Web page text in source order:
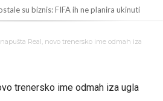
su biznis: FIFA ih ne planira ukinuti
Isplivale skandalozne informacije, dobila je
u Real Madrid. Ovo su tri nova
Real, novo trenersko ime odmah iza
trenersko ime odmah iza ugla